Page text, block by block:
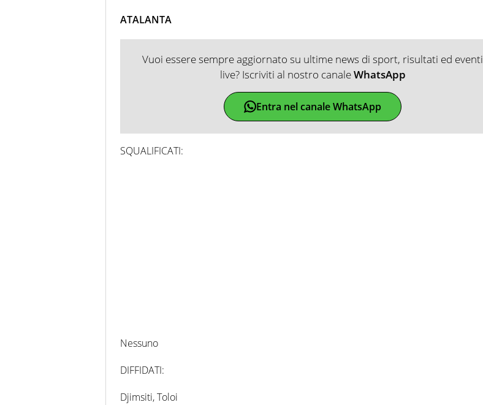
ATALANTA
Vuoi essere sempre aggiornato su ultime news di sport, risultati ed eventi
live? Iscriviti al nostro canaleWhatsApp
Entra nel canale WhatsApp
SQUALIFICATI:
Nessuno
DIFFIDATI:
Djimsiti, Toloi